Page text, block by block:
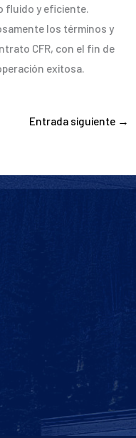
fluido y eficiente.
los términos y
CFR, con el fin de
exitosa.
Entrada siguiente →